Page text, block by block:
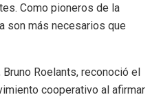
Como pioneros de la
son más necesarios que
Roelants, reconoció el
cooperativo al afirmar